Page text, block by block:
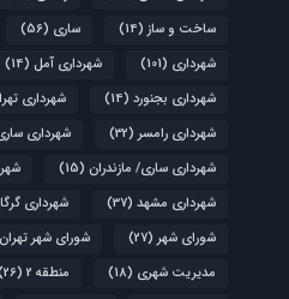
ساخت و ساز(14) ساری (56)
شهرداری (101) شهرداری آمل (14)
شهرداری بجنورد (14) شهرداری
شهرداری رامسر(32) شهرداری
شهرداری ساری/ مازندران (15)
شهرداری مشهد (37) شهرداری
شورای شهر(27) شورای شهر تهران
مدیریت شهری (18) منطقه 2 (26)